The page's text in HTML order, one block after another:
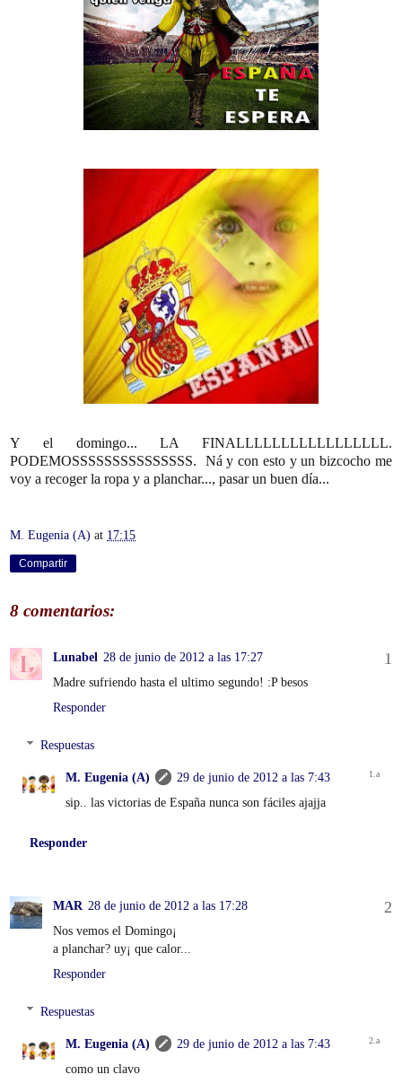
Y el domingo... LA FINALLLLLLLLLLLLLLLLL.
PODEMOSSSSSSSSSSSSSSS. Ná y con esto y un bizcocho me
voy a recoger la ropa y a planchar..., pasar un buen día...
M. Eugenia (A) at 17:15
Compartir
8 comentarios:
Lunabel 28 de junio de 2012 a las 17:27
Madre sufriendo hasta el ultimo segundo! :P besos
Responder
Respuestas
M. Eugenia (A)
29 de junio de 2012 a las 7:43
sip.. las victorias de España nunca son fáciles ajajja
Responder
MAR 28 de junio de 2012 a las 17:28
Nos vemos el Domingo¡
a planchar? uy¡ que calor...
Responder
Respuestas
M. Eugenia (A)
29 de junio de 2012 a las 7:43
como un clavo